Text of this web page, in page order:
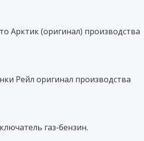
Арктик (оригинал) производства
Рейл оригинал производства
газ-бензин.